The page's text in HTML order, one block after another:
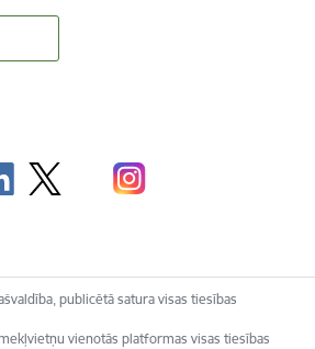
publicētā satura visas tiesības
vienotās platformas visas tiesības